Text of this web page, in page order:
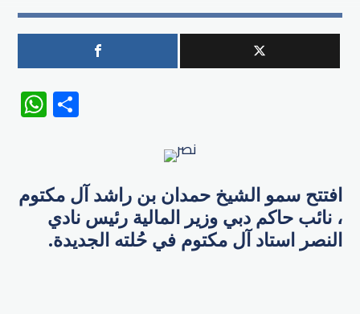
WhatsApp
افتتح سمو الشيخ حمدان بن راشد آل مكتوم
، نائب حاكم دبي وزير المالية رئيس نادي
النصر استاد آل مكتوم في حُلته الجديدة.